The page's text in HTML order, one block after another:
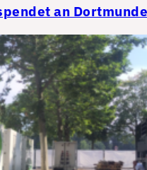
an